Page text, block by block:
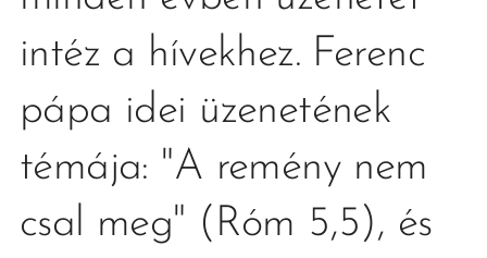
intéz a hívekhez. Ferenc
pápa idei üzenetének
témája: "A remény nem
csal meg" (Róm 5,5), és